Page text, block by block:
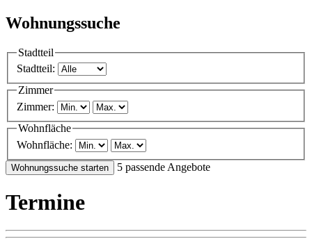
Wohnungssuche
Stadtteil
Stadtteil:
Zimmer
Zimmer:
Wohnfläche
Wohnfläche:
Wohnungssuche starten 5 passende Angebote
Termine